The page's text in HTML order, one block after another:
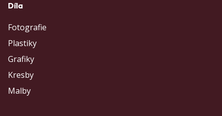
Díla
Fotografie
Plastiky
Grafiky
Kresby
Malby